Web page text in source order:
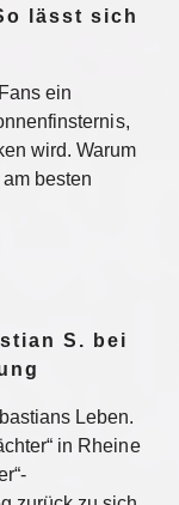
lässt sich
ein
wird. Warum
besten
S. bei
Leben.
in Rheine